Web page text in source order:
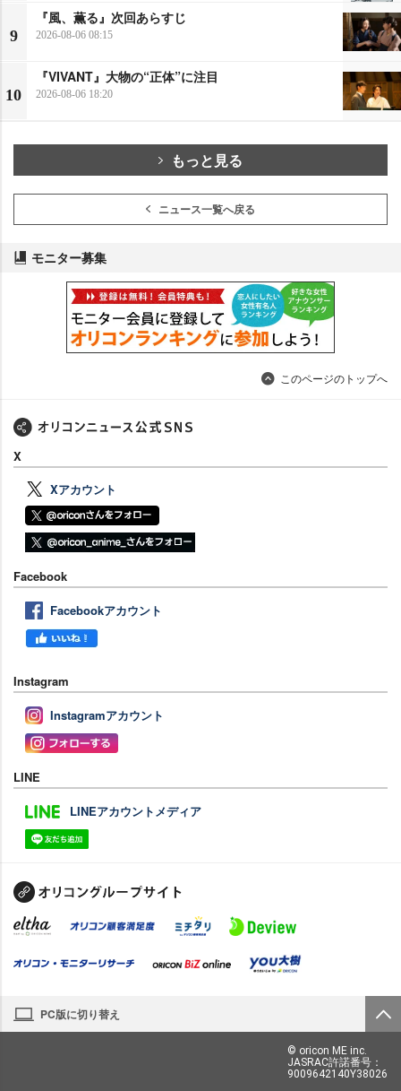
9
『風、薫る』次回あらすじ
2026-08-06 08:15
10
『VIVANT』大物の“正体”に注目
2026-08-06 18:20
もっと見る
ニュース一覧へ戻る
モニター募集
このページのトップへ
X
Xアカウント
Facebook
Facebookアカウント
Instagram
Instagramアカウント
LINE
LINEアカウントメディア
PC版に切り替え
© oricon ME inc.
JASRAC許諾番号：
9009642140Y38026